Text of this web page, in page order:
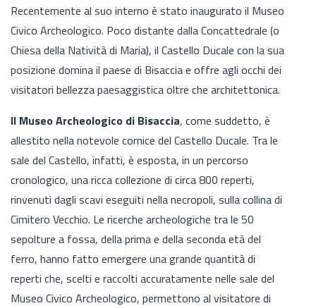
Recentemente al suo interno è stato inaugurato il Museo
Civico Archeologico. Poco distante dalla Concattedrale (o
Chiesa della Natività di Maria), il Castello Ducale con la sua
posizione domina il paese di Bisaccia e offre agli occhi dei
visitatori bellezza paesaggistica oltre che architettonica.
Il Museo Archeologico di Bisaccia, come suddetto, è
allestito nella notevole cornice del Castello Ducale. Tra le
sale del Castello, infatti, è esposta, in un percorso
cronologico, una ricca collezione di circa 800 reperti,
rinvenuti dagli scavi eseguiti nella necropoli, sulla collina di
Cimitero Vecchio. Le ricerche archeologiche tra le 50
sepolture a fossa, della prima e della seconda età del
ferro, hanno fatto emergere una grande quantità di
reperti che, scelti e raccolti accuratamente nelle sale del
Museo Civico Archeologico, permettono al visitatore di